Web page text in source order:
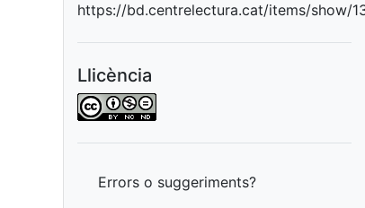
https://bd.centrelectura.cat/items/show/
Llicència
Errors o suggeriments?